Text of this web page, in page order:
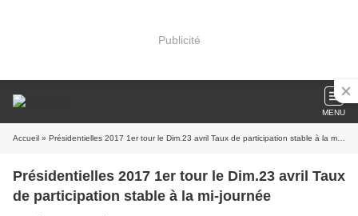
Publicité
MENU
Accueil » Présidentielles 2017 1er tour le Dim.23 avril Taux de participation stable à la mi-journée
Présidentielles 2017 1er tour le Dim.23 avril Taux
de participation stable à la mi-journée